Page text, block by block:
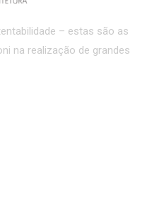
– estas são as
na realização de grandes